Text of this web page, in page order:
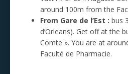
around 100m from the
From Gare de l’Est : bus
d’Orleans). Get off at the
Comte ». You are at
Faculté de Pharmacie.